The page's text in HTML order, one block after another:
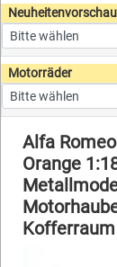
Neuheitenvorschau
Motorräder
Alfa
Orange